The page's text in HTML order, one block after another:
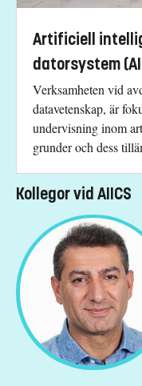
Artificiell
datorsystem
Verksamheten vid
datavetenskap, är
undervisning inom
grunder och dess
Kollegor vid AIICS